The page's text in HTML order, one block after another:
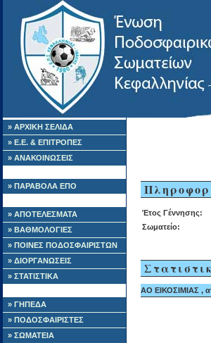
» ΑΡΧΙΚΗ ΣΕΛΙΔΑ
» Ε.Ε. & ΕΠΙΤΡΟΠΕΣ
» ΑΝΑΚΟΙΝΩΣΕΙΣ
» ΠΑΡΑΒΟΛΑ ΕΠΟ
» ΑΠΟΤΕΛΕΣΜΑΤΑ
» ΒΑΘΜΟΛΟΓΙΕΣ
» ΠΟΙΝΕΣ ΠΟΔΟΣΦΑΙΡΙΣΤΩΝ
» ΔΙΟΡΓΑΝΩΣΕΙΣ
» ΣΤΑΤΙΣΤΙΚΑ
» ΓΗΠΕΔΑ
» ΠΟΔΟΣΦΑΙΡΙΣΤΕΣ
» ΣΩΜΑΤΕΙΑ
Έτος Γέννησης:
Σωματείο:
ΑΟ ΕΙΚΟΣΙΜΙΑΣ ,